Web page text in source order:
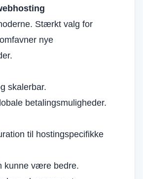
Stærkt valg for
nye
skalerbar.
betalingsmuligheder.
til hostingspecifikke
kunne være bedre.